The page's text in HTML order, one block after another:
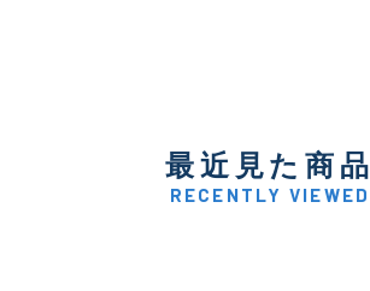
最近見た商品
RECENTLY VIEWED